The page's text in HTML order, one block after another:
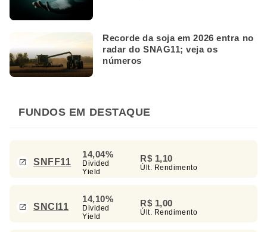
Recorde da soja em 2026 entra no
radar do SNAG11; veja os
números
FUNDOS EM DESTAQUE
SNFF11
14,04%
Divided
Yield
R$ 1,10
Últ. Rendimento
SNCI11
14,10%
Divided
Yield
R$ 1,00
Últ. Rendimento